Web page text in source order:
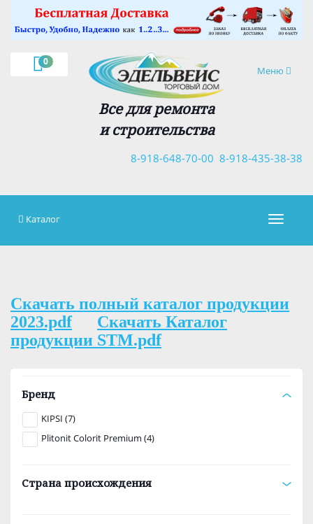
0
Навигация
Меню
Все для ремонта
и строительства
8-918-435-38-38
8-918-648-70-00
×
Каталог
Скачать полный каталог продукции
2023.pdf
Скачать Каталог
продукции STM.pdf
Бренд
KIPSI (7)
Plitonit Colorit Premium (4)
Страна происхождения